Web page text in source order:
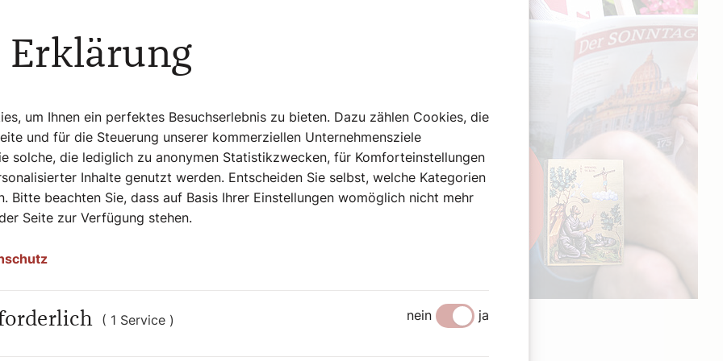
damit zu
ich kein Studium gebraucht. Es hat
Spielen in Innsbruck 1976 habe ich in
einfach nicht mehr die Energie
dafür zu interessieren, was da
obwohl ich eigentlich zu der Zeit
bin? Ich konnte es einfach nicht richtig
reinzugehen, Ansätze, Systematiken
weil ich gemerkt habe, da
es um das Neulernen, auch um das
im Spitzensport heutzutage noch mehr
ist als früher.
Erklärung
um Ihnen ein perfektes Besuchserlebnis zu bieten. Dazu zählen Cookies, die
und für die Steuerung unserer kommerziellen Unternehmensziele
solche, die lediglich zu anonymen Statistikzwecken, für Komforteinstellungen
Inhalte genutzt werden. Entscheiden Sie selbst, welche Kategorien
Bitte beachten Sie, dass auf Basis Ihrer Einstellungen womöglich nicht mehr
Seite zur Verfügung stehen.
( 1 Service ) nein ja